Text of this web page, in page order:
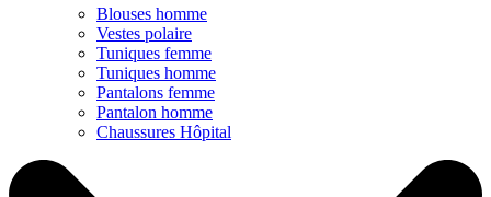
Blouses homme
Vestes polaire
Tuniques femme
Tuniques homme
Pantalons femme
Pantalon homme
Chaussures Hôpital